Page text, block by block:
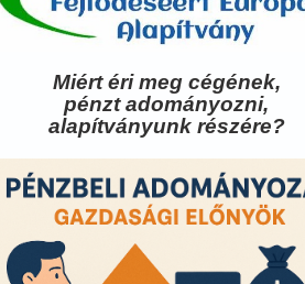
Miért éri meg cégének,
pénzt adományozni,
alapítványunk részére?